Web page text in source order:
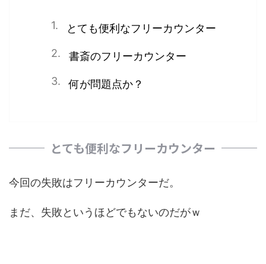
とても便利なフリーカウンター
書斎のフリーカウンター
何が問題点か？
とても便利なフリーカウンター
今回の失敗はフリーカウンターだ。
まだ、失敗というほどでもないのだがｗ